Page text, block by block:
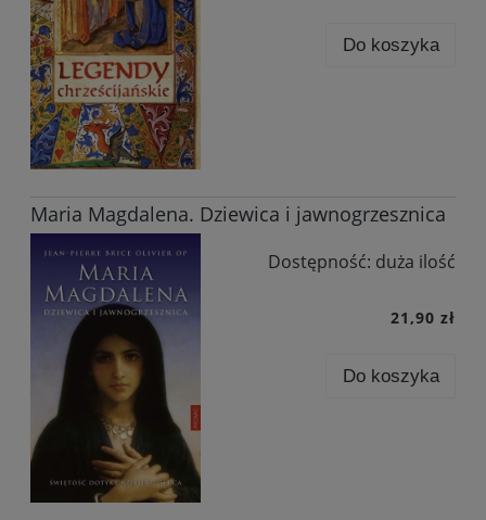
Do koszyka
Maria Magdalena. Dziewica i jawnogrzesznica
Dostępność: duża ilość
21,90 zł
Do koszyka